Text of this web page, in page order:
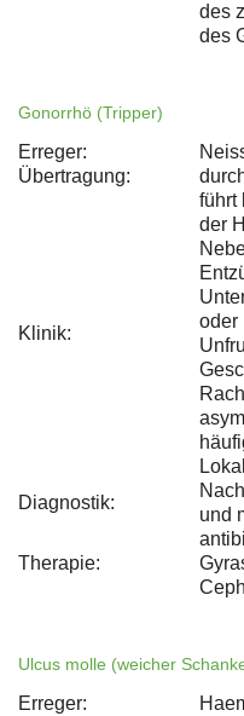
des
des
Gonorrhö (Tripper)
Erreger:
Übertragung:
Klinik:
führt
der
oder
Diagnostik:
und
Therapie:
Ulcus molle (weicher
Erreger: